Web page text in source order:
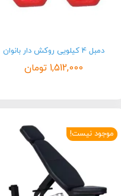
دمبل 4 کیلویی روکش دار بانوان
1,512,000 تومان
موجود نیست!